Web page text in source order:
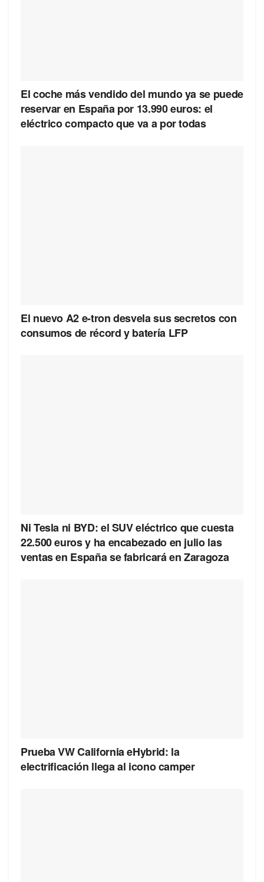
El coche más vendido del mundo ya se puede
reservar en España por 13.990 euros: el
eléctrico compacto que va a por todas
El nuevo A2 e-tron desvela sus secretos con
consumos de récord y batería LFP
Ni Tesla ni BYD: el SUV eléctrico que cuesta
22.500 euros y ha encabezado en julio las
ventas en España se fabricará en Zaragoza
Prueba VW California eHybrid: la
electrificación llega al icono camper